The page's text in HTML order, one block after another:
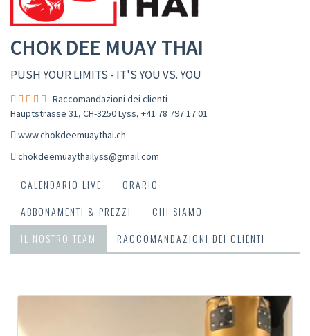
CHOK DEE MUAY THAI
PUSH YOUR LIMITS - IT'S YOU VS. YOU
Raccomandazioni dei clienti
Hauptstrasse 31, CH-3250 Lyss, +41 78 797 17 01
www.chokdeemuaythai.ch
chokdeemuaythailyss@gmail.com
CALENDARIO LIVE
ORARIO
ABBONAMENTI & PREZZI
CHI SIAMO
IL NOSTRO TEAM
RACCOMANDAZIONI DEI CLIENTI